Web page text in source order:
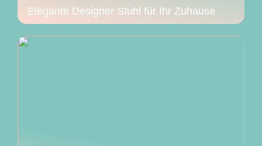
Elegante Designer Stuhl für Ihr Zuhause